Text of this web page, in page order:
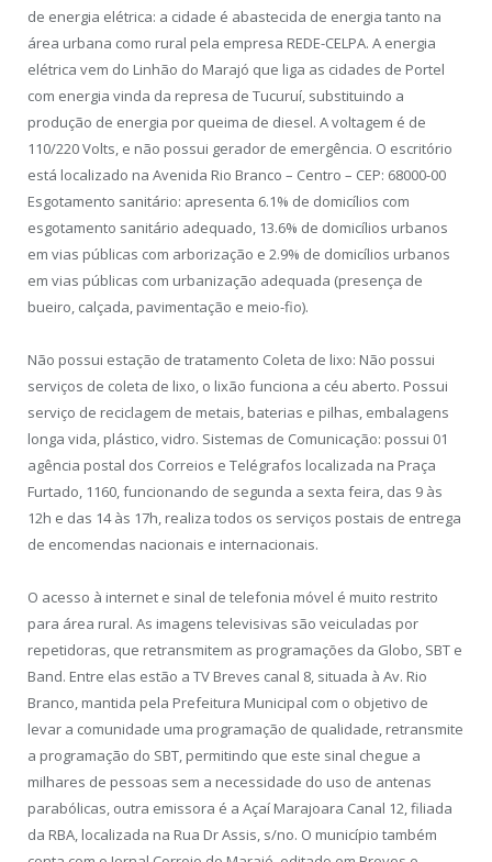
de energia elétrica: a cidade é abastecida de energia tanto na
área urbana como rural pela empresa REDE-CELPA. A energia
elétrica vem do Linhão do Marajó que liga as cidades de Portel
com energia vinda da represa de Tucuruí, substituindo a
produção de energia por queima de diesel. A voltagem é de
110/220 Volts, e não possui gerador de emergência. O escritório
está localizado na Avenida Rio Branco – Centro – CEP: 68000-00
Esgotamento sanitário: apresenta 6.1% de domicílios com
esgotamento sanitário adequado, 13.6% de domicílios urbanos
em vias públicas com arborização e 2.9% de domicílios urbanos
em vias públicas com urbanização adequada (presença de
bueiro, calçada, pavimentação e meio-fio).
Não possui estação de tratamento Coleta de lixo: Não possui
serviços de coleta de lixo, o lixão funciona a céu aberto. Possui
serviço de reciclagem de metais, baterias e pilhas, embalagens
longa vida, plástico, vidro. Sistemas de Comunicação: possui 01
agência postal dos Correios e Telégrafos localizada na Praça
Furtado, 1160, funcionando de segunda a sexta feira, das 9 às
12h e das 14 às 17h, realiza todos os serviços postais de entrega
de encomendas nacionais e internacionais.
O acesso à internet e sinal de telefonia móvel é muito restrito
para área rural. As imagens televisivas são veiculadas por
repetidoras, que retransmitem as programações da Globo, SBT e
Band. Entre elas estão a TV Breves canal 8, situada à Av. Rio
Branco, mantida pela Prefeitura Municipal com o objetivo de
levar a comunidade uma programação de qualidade, retransmite
a programação do SBT, permitindo que este sinal chegue a
milhares de pessoas sem a necessidade do uso de antenas
parabólicas, outra emissora é a Açaí Marajoara Canal 12, filiada
da RBA, localizada na Rua Dr Assis, s/no. O município também